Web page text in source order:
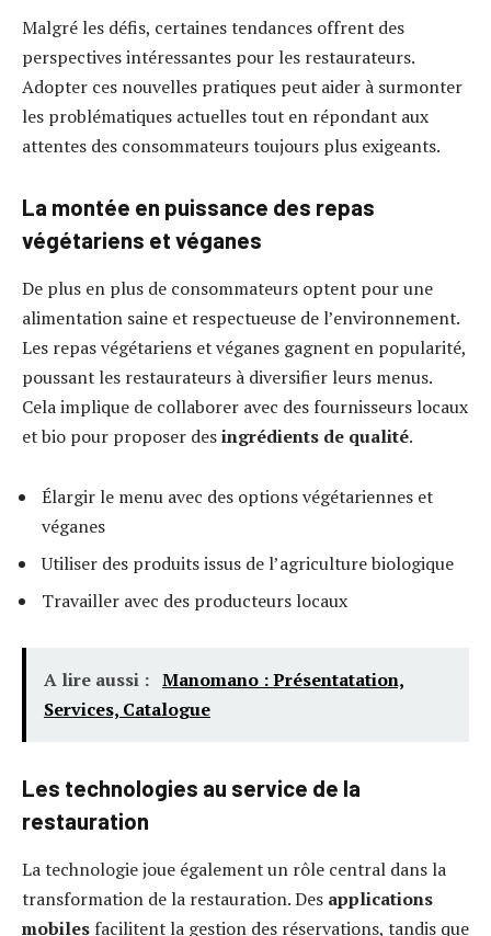
Malgré les défis, certaines tendances offrent des
perspectives intéressantes pour les restaurateurs.
Adopter ces nouvelles pratiques peut aider à surmonter
les problématiques actuelles tout en répondant aux
attentes des consommateurs toujours plus exigeants.
La montée en puissance des repas
végétariens et véganes
De plus en plus de consommateurs optent pour une
alimentation saine et respectueuse de l’environnement.
Les repas végétariens et véganes gagnent en popularité,
poussant les restaurateurs à diversifier leurs menus.
Cela implique de collaborer avec des fournisseurs locaux
et bio pour proposer desingrédients de qualité.
Élargir le menu avec des options végétariennes et
véganes
Utiliser des produits issus de l’agriculture biologique
Travailler avec des producteurs locaux
A lire aussi : Manomano : Présentatation,
Services, Catalogue
Les technologies au service de la
restauration
La technologie joue également un rôle central dans la
transformation de la restauration. Des applications
mobiles facilitent la gestion des réservations, tandis que